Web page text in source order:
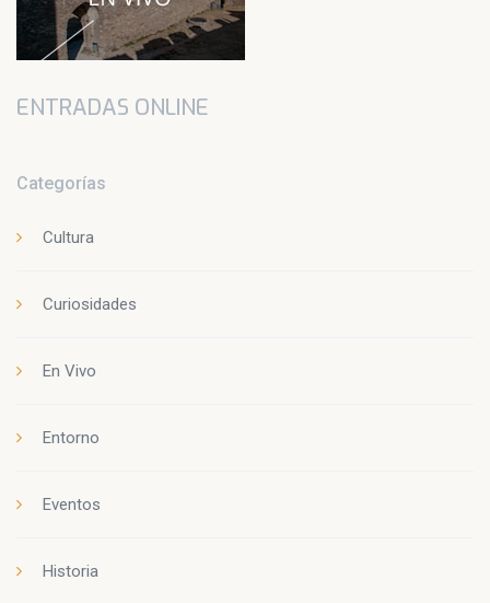
ENTRADAS ONLINE
Categorías
Cultura
Curiosidades
En Vivo
Entorno
Eventos
Historia